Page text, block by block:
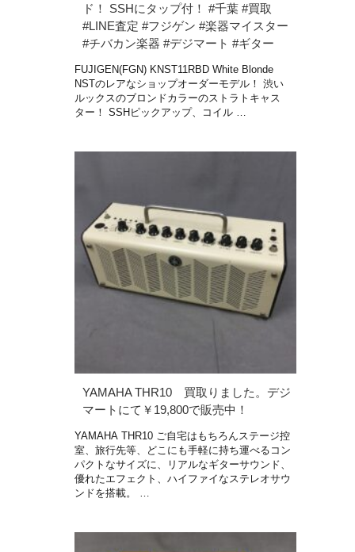
ド！ SSHにタップ付！ #千葉 #買取
#LINE査定 #フジゲン #楽器マイスター
#チバカン楽器 #デジマート #ギター
FUJIGEN(FGN) KNST11RBD White Blonde
NSTのレアなショップオーダーモデル！ 渋い
ルックスのブロンドカラーのストラトキャス
ター！ SSHピックアップ、コイル …
YAMAHA THR10 買取りました。デジ
マートにて￥19,800で販売中！
YAMAHA THR10 ご自宅はもちろんステージ控
室、旅行先等、どこにも手軽に持ち運べるコン
パクトなサイズに、リアルなギターサウンド、
優れたエフェクト、ハイファイなステレオサウ
ンドを搭載。 …